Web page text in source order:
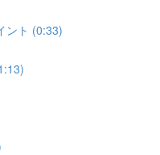
ント (0:33)